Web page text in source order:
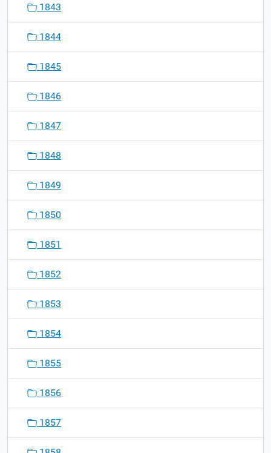
1843
1844
1845
1846
1847
1848
1849
1850
1851
1852
1853
1854
1855
1856
1857